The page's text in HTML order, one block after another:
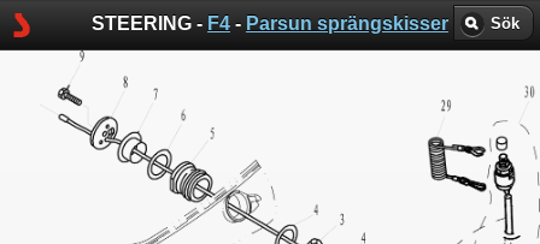
STEERING - F4 - Parsun sprängskisser Sök